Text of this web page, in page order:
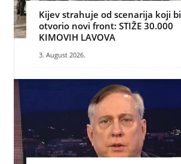
Kijev strahuje od scenarija koji bi
otvorio novi front: STIŽE 30.000
KIMOVIH LAVOVA
3. August 2026.